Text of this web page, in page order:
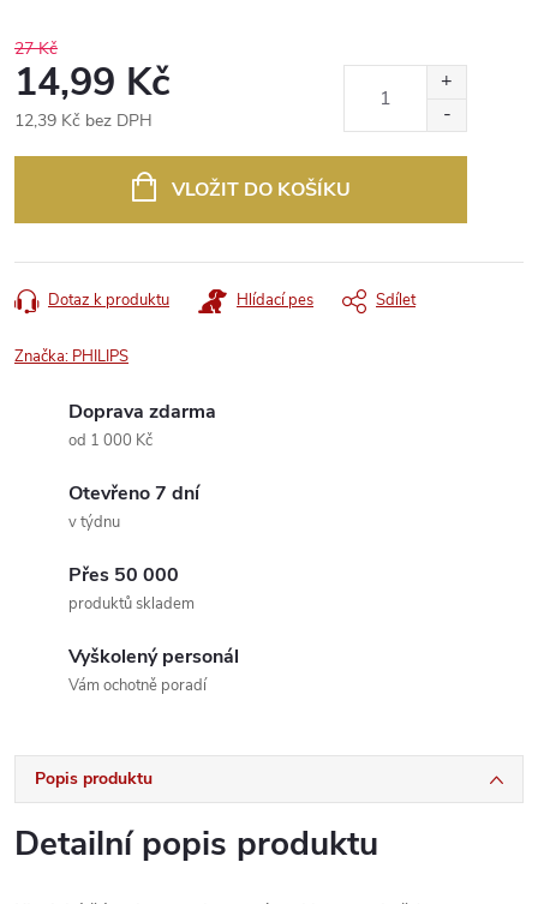
27 Kč
14,99 Kč
12,39 Kč bez DPH
VLOŽIT DO KOŠÍKU
Dotaz k produktu Hlídací pes Sdílet
Značka: PHILIPS
Doprava zdarma
od 1 000 Kč
Otevřeno 7 dní
v týdnu
Přes 50 000
produktů skladem
Vyškolený personál
Vám ochotně poradí
Popis produktu
Detailní popis produktu